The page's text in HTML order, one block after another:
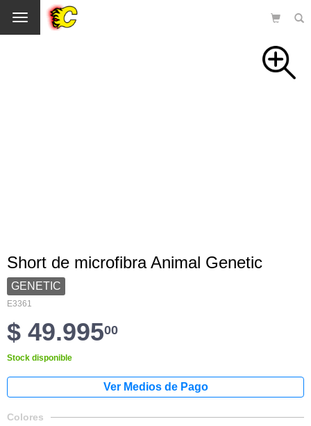
Cambio
Short de microfibra Animal Genetic
GENETIC
E3361
$ 49.99500
Stock disponible
Colores